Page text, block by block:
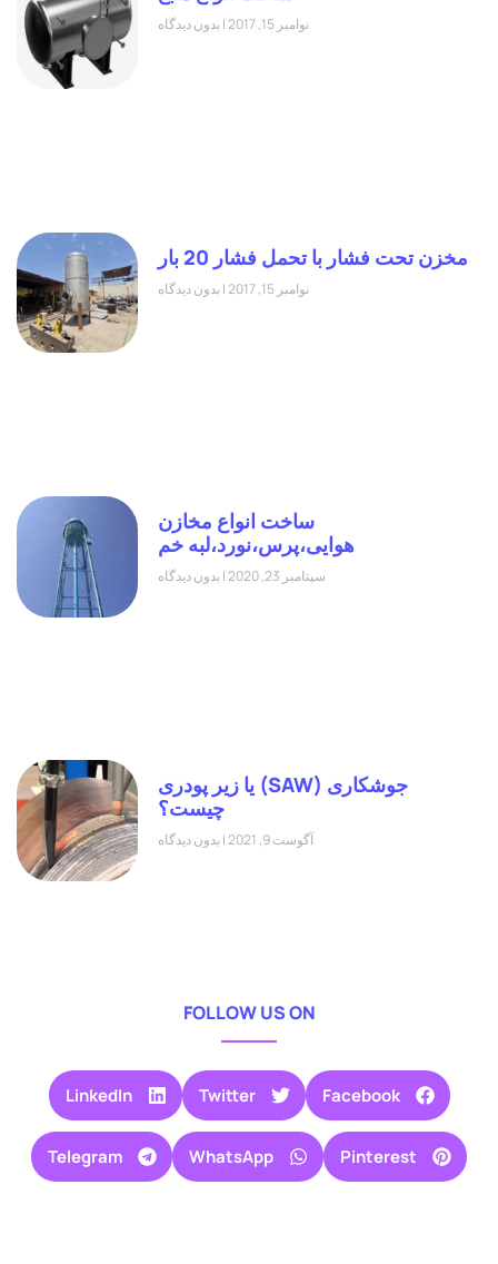
نوامبر 15, 2017 بدون دیدگاه
مخزن تحت فشار با تحمل فشار 20 بار
نوامبر 15, 2017 بدون دیدگاه
ساخت انواع مخازن
هوایی،پرس،نورد،لبه خم
سپتامبر 23, 2020 بدون دیدگاه
جوشکاری (SAW) یا زیر پودری
چیست؟
آگوست 9, 2021 بدون دیدگاه
FOLLOW US ON
Facebook
Twitter
LinkedIn
Pinterest
WhatsApp
Telegram